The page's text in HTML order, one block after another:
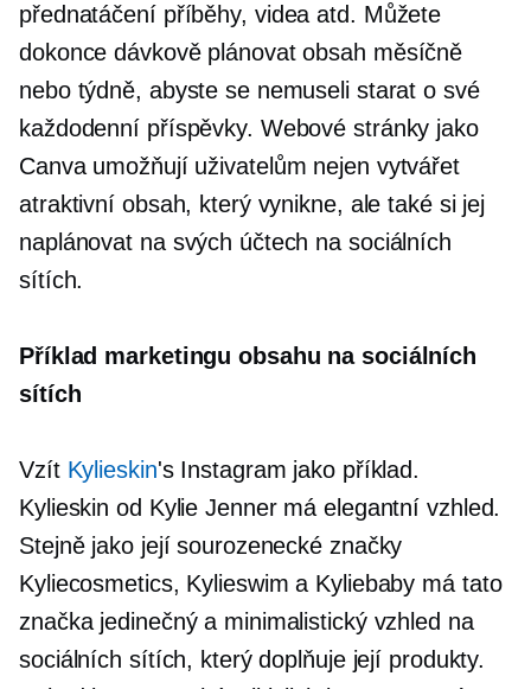
přednatáčenípříběhy, videa atd. Můžete
dokonce dávkově plánovat obsah měsíčně
nebo týdně, abyste se nemuseli starat o své
každodenní příspěvky. Webové stránky jako
Canva umožňují uživatelům nejen vytvářet
atraktivní obsah, který vynikne, ale také si jej
naplánovat na svých účtech na sociálních
sítích.
Příklad marketingu obsahu na sociálních
sítích
Vzít Kylieskin's Instagram jako příklad.
Kylieskin od Kylie Jenner má elegantní vzhled.
Stejně jako její sourozenecké značky
Kyliecosmetics, Kylieswim a Kyliebaby má tato
značka jedinečný a minimalistický vzhled na
sociálních sítích, který doplňuje její produkty.